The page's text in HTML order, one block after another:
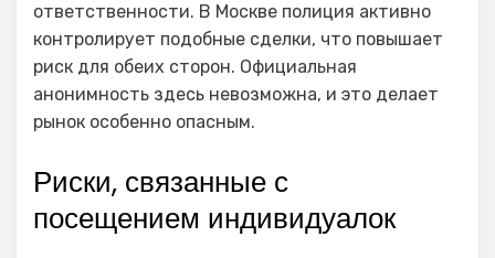
ответственности. В Москве полиция активно
контролирует подобные сделки, что повышает
риск для обеих сторон. Официальная
анонимность здесь невозможна, и это делает
рынок особенно опасным.
Риски, связанные с
посещением индивидуалок